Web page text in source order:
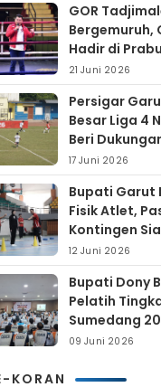
GOR
Bergemuruh,
Hadir di
Series 2026
21 Juni 2026
Persigar
Besar Liga 4
Beri
17 Juni 2026
Bupati Garut
Fisik Atlet,
Kontingen
Porprov 2026
12 Juni 2026
Bupati Dony
Pelatih
Sumedang
09 Juni 2026
KORAN